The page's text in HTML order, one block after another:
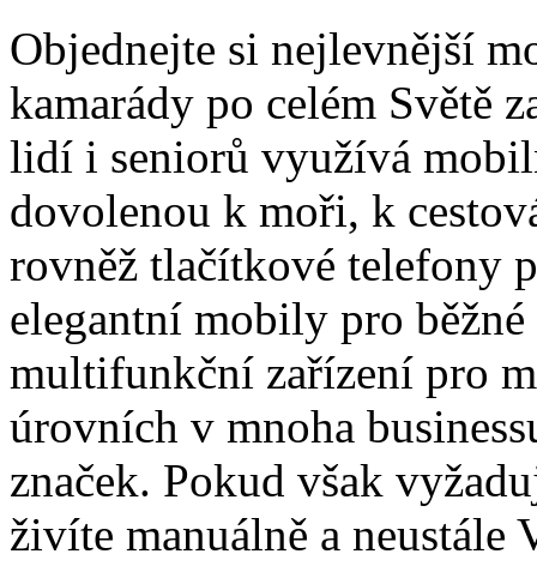
Objednejte si nejlevnější
kamarády po celém Světě
lidí i seniorů využívá
dovolenou k moři, k
rovněž tlačítkové telefony
elegantní mobily pro
multifunkční zařízení pro
úrovních v mnoha
značek. Pokud však
živíte manuálně a neustále